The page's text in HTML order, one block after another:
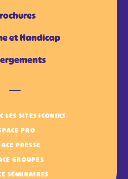
et Handicap
LES SITES ICONIKS
PRO
PRESSE
GROUPES
SÉMINAIRES